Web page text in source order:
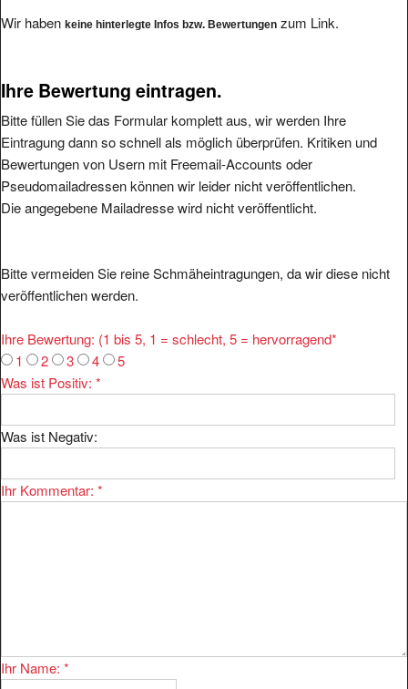
Wir haben keine hinterlegte Infos bzw. Bewertungen zum Link.
Ihre Bewertung eintragen.
Bitte füllen Sie das Formular komplett aus, wir werden Ihre
Eintragung dann so schnell als möglich überprüfen. Kritiken und
Bewertungen von Usern mit Freemail-Accounts oder
Pseudomailadressen können wir leider nicht veröffentlichen.
Die angegebene Mailadresse wird nicht veröffentlicht.
Bitte vermeiden Sie reine Schmäheintragungen, da wir diese nicht
veröffentlichen werden.
Ihre Bewertung: (1 bis 5, 1 = schlecht, 5 = hervorragend*
1
2 3 4
5
Was ist Positiv: *
Was ist Negativ:
Ihr Kommentar: *
Ihr Name: *